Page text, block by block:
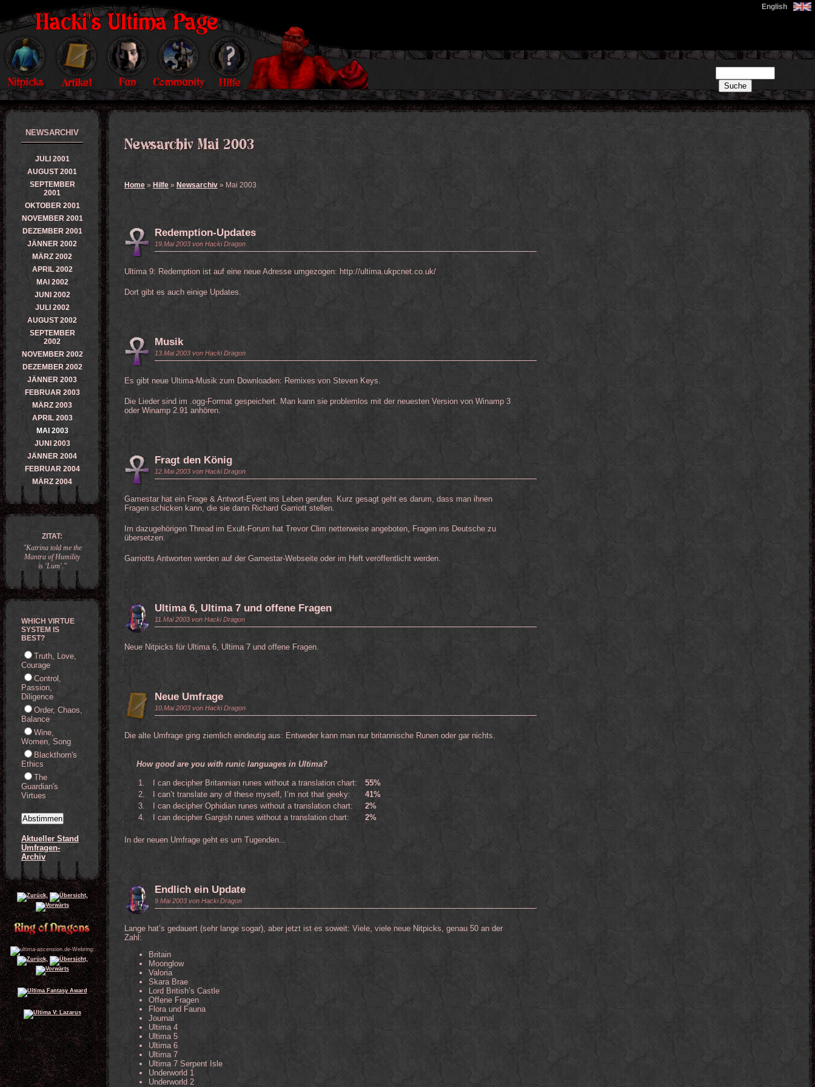
English
Home » Hilfe » Newsarchiv » Mai 2003
Redemption-Updates
19.Mai 2003 von Hacki Dragon
Ultima 9: Redemption ist auf eine neue Adresse umgezogen: http://ultima.ukpcnet.co.uk/
Dort gibt es auch einige Updates.
Musik
13.Mai 2003 von Hacki Dragon
Es gibt neue Ultima-Musik zum Downloaden: Remixes von Steven Keys.
Die Lieder sind im .ogg-Format gespeichert. Man kann sie problemlos mit der neuesten Version von Winamp 3
oder Winamp 2.91 anhören.
Fragt den König
12.Mai 2003 von Hacki Dragon
Gamestar hat ein Frage & Antwort-Event ins Leben gerufen. Kurz gesagt geht es darum, dass man ihnen
Fragen schicken kann, die sie dann Richard Garriott stellen.
Im dazugehörigen Thread im Exult-Forum hat Trevor Clim netterweise angeboten, Fragen ins Deutsche zu
übersetzen.
Garriotts Antworten werden auf der Gamestar-Webseite oder im Heft veröffentlicht werden.
Ultima 6, Ultima 7 und offene Fragen
11.Mai 2003 von Hacki Dragon
Neue Nitpicks für Ultima 6, Ultima 7 und offene Fragen.
Neue Umfrage
10.Mai 2003 von Hacki Dragon
Die alte Umfrage ging ziemlich eindeutig aus: Entweder kann man nur britannische Runen oder gar nichts.
How good are you with runic languages in Ultima?
1. I can decipher Britannian runes without a translation chart:
55%
2.
I can’t translate any of these myself, I’m not that geeky:
41%
3.
I can decipher Ophidian runes without a translation chart:
2%
4.
I can decipher Gargish runes without a translation chart: 2%
In der neuen Umfrage geht es um Tugenden...
Endlich ein Update
9.Mai 2003 von Hacki Dragon
Lange hat’s gedauert (sehr lange sogar), aber jetzt ist es soweit: Viele, viele neue Nitpicks, genau 50 an der
Zahl:
Britain
Moonglow
Valoria
Skara Brae
Lord British’s Castle
Offene Fragen
Flora und Fauna
Journal
Ultima 4
Ultima 5
Ultima 6
Ultima 7
Ultima 7 Serpent Isle
Underworld 1
Underworld 2
NEWSARCHIV
JULI 2001
AUGUST 2001
SEPTEMBER
2001
OKTOBER 2001
NOVEMBER 2001
DEZEMBER 2001
JÄNNER 2002
MÄRZ 2002
APRIL 2002
MAI 2002
JUNI 2002
JULI 2002
AUGUST 2002
SEPTEMBER
2002
NOVEMBER 2002
DEZEMBER 2002
JÄNNER 2003
FEBRUAR 2003
MÄRZ 2003
APRIL 2003
MAI 2003
JUNI 2003
JÄNNER 2004
FEBRUAR 2004
MÄRZ 2004
ZITAT:
"Katrina told me the
Mantra of Humility
is 'Lum'."
WHICH VIRTUE
SYSTEM IS
BEST?
Truth, Love,
Courage
Control,
Passion,
Diligence
Order, Chaos,
Balance
Wine,
Women, Song
Blackthorn's
Ethics
The
Guardian's
Virtues
Aktueller Stand
Umfragen-
Archiv